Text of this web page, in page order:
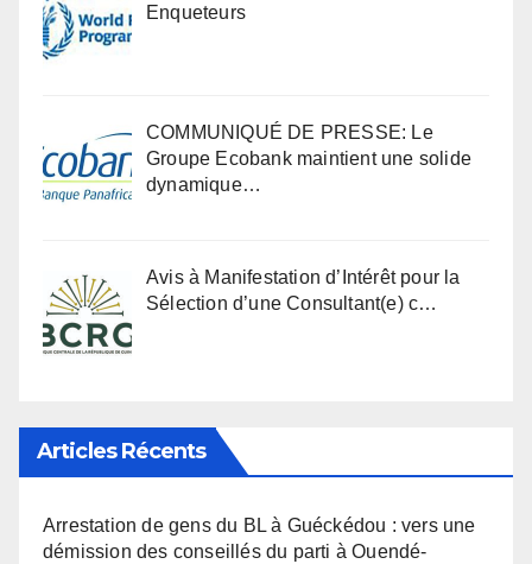
Enqueteurs
COMMUNIQUÉ DE PRESSE: Le
Groupe Ecobank maintient une solide
dynamique…
Avis à Manifestation d’Intérêt pour la
Sélection d’une Consultant(e) c…
Articles Récents
Arrestation de gens du BL à Guéckédou : vers une
démission des conseillés du parti à Ouendé-